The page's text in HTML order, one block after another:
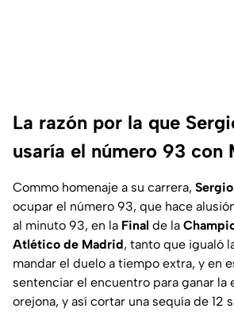
La razón por la que
usaría el número 93 con
Commo homenaje a su carrera,
ocupar el número 93, que hace
al minuto 93, en la Final de la
Atlético de Madrid, tanto que igualó
mandar el duelo a tiempo extra, y en
sentenciar el encuentro para ganar la
orejona, y así cortar una sequía de 12